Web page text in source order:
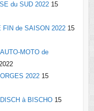
du SUD 2022 15
FIN de SAISON 2022 15
MOTO de
2022 15
à BISCHO 15